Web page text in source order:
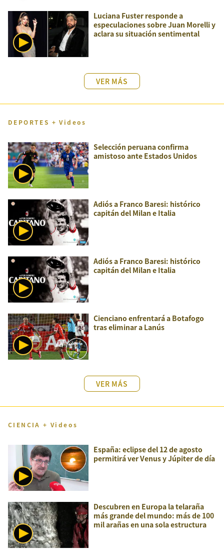
Luciana Fuster responde a
especulaciones sobre Juan Morelli y
aclara su situación sentimental
VER MÁS
DEPORTES + Videos
Selección peruana confirma
amistoso ante Estados Unidos
Adiós a Franco Baresi: histórico
capitán del Milan e Italia
Adiós a Franco Baresi: histórico
capitán del Milan e Italia
Cienciano enfrentará a Botafogo
tras eliminar a Lanús
VER MÁS
CIENCIA + Videos
España: eclipse del 12 de agosto
permitirá ver Venus y Júpiter de día
Descubren en Europa la telaraña
más grande del mundo: más de 100
mil arañas en una sola estructura